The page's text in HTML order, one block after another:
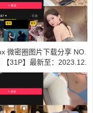
微密圈图片下载分享 NO.
【31P】最新至：2023.12.